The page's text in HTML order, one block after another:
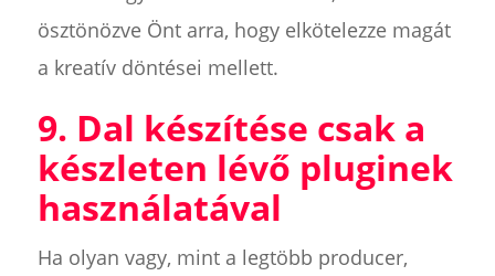
ösztönözve Önt arra, hogy elkötelezze magát
a kreatív döntései mellett.
9. Dal készítése csak a
készleten lévő pluginek
használatával
Ha olyan vagy, mint a legtöbb producer,